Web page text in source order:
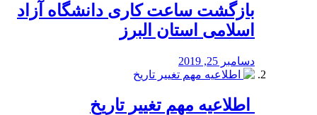
بازگشت ساعت کاری دانشگاه آزاد
اسلامی استان البرز
دسامبر 25, 2019
️ اطلاعیه مهم تغییر تاریخ